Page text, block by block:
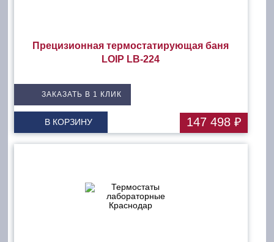
Прецизионная термостатирующая баня
LOIP LB-224
ЗАКАЗАТЬ В 1 КЛИК
В КОРЗИНУ 147 498 ₽